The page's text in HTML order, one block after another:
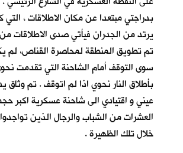
بدراجتي مبتعدا عن مكان الاطلاقات ،
يرتد من الجدران فيأتي صدى الاطلاقات
تم تطويق المنطقة لمحاصرة القناص، لم
سوى التوقف أمام الشاحنة التي تقدمت
بأطلاق النار نحوي اذا لم اتوقف . تم
عيني و اقتيادي الى شاحنة عسكرية اكبر
العشرات من الشباب والرجال الذين
خلال تلك الظهيرة .